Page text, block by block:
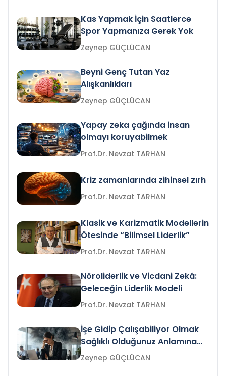
Kas Yapmak İçin Saatlerce
Spor Yapmanıza Gerek Yok
Zeynep GÜÇLÜCAN
Beyni Genç Tutan Yaz
Alışkanlıkları
Zeynep GÜÇLÜCAN
Yapay zeka çağında insan
olmayı koruyabilmek
Prof.Dr. Nevzat TARHAN
Kriz zamanlarında zihinsel zırh
Prof.Dr. Nevzat TARHAN
Klasik ve Karizmatik Modellerin
Ötesinde “Bilimsel Liderlik”
Prof.Dr. Nevzat TARHAN
Nöroliderlik ve Vicdani Zekâ:
Geleceğin Liderlik Modeli
Prof.Dr. Nevzat TARHAN
İşe Gidip Çalışabiliyor Olmak
Sağlıklı Olduğunuz Anlamına
Gelir mi?Zeynep GÜÇLÜCAN